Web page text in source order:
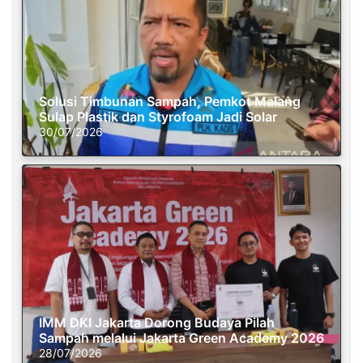
Solusi Timbunan Sampah, Pemkot Malang
Sulap Plastik dan Styrofoam Jadi Solar
30/07/2026
IMM DKI Jakarta Dorong Budaya Pilah
Sampah melalui Jakarta Green Academy 2026
28/07/2026